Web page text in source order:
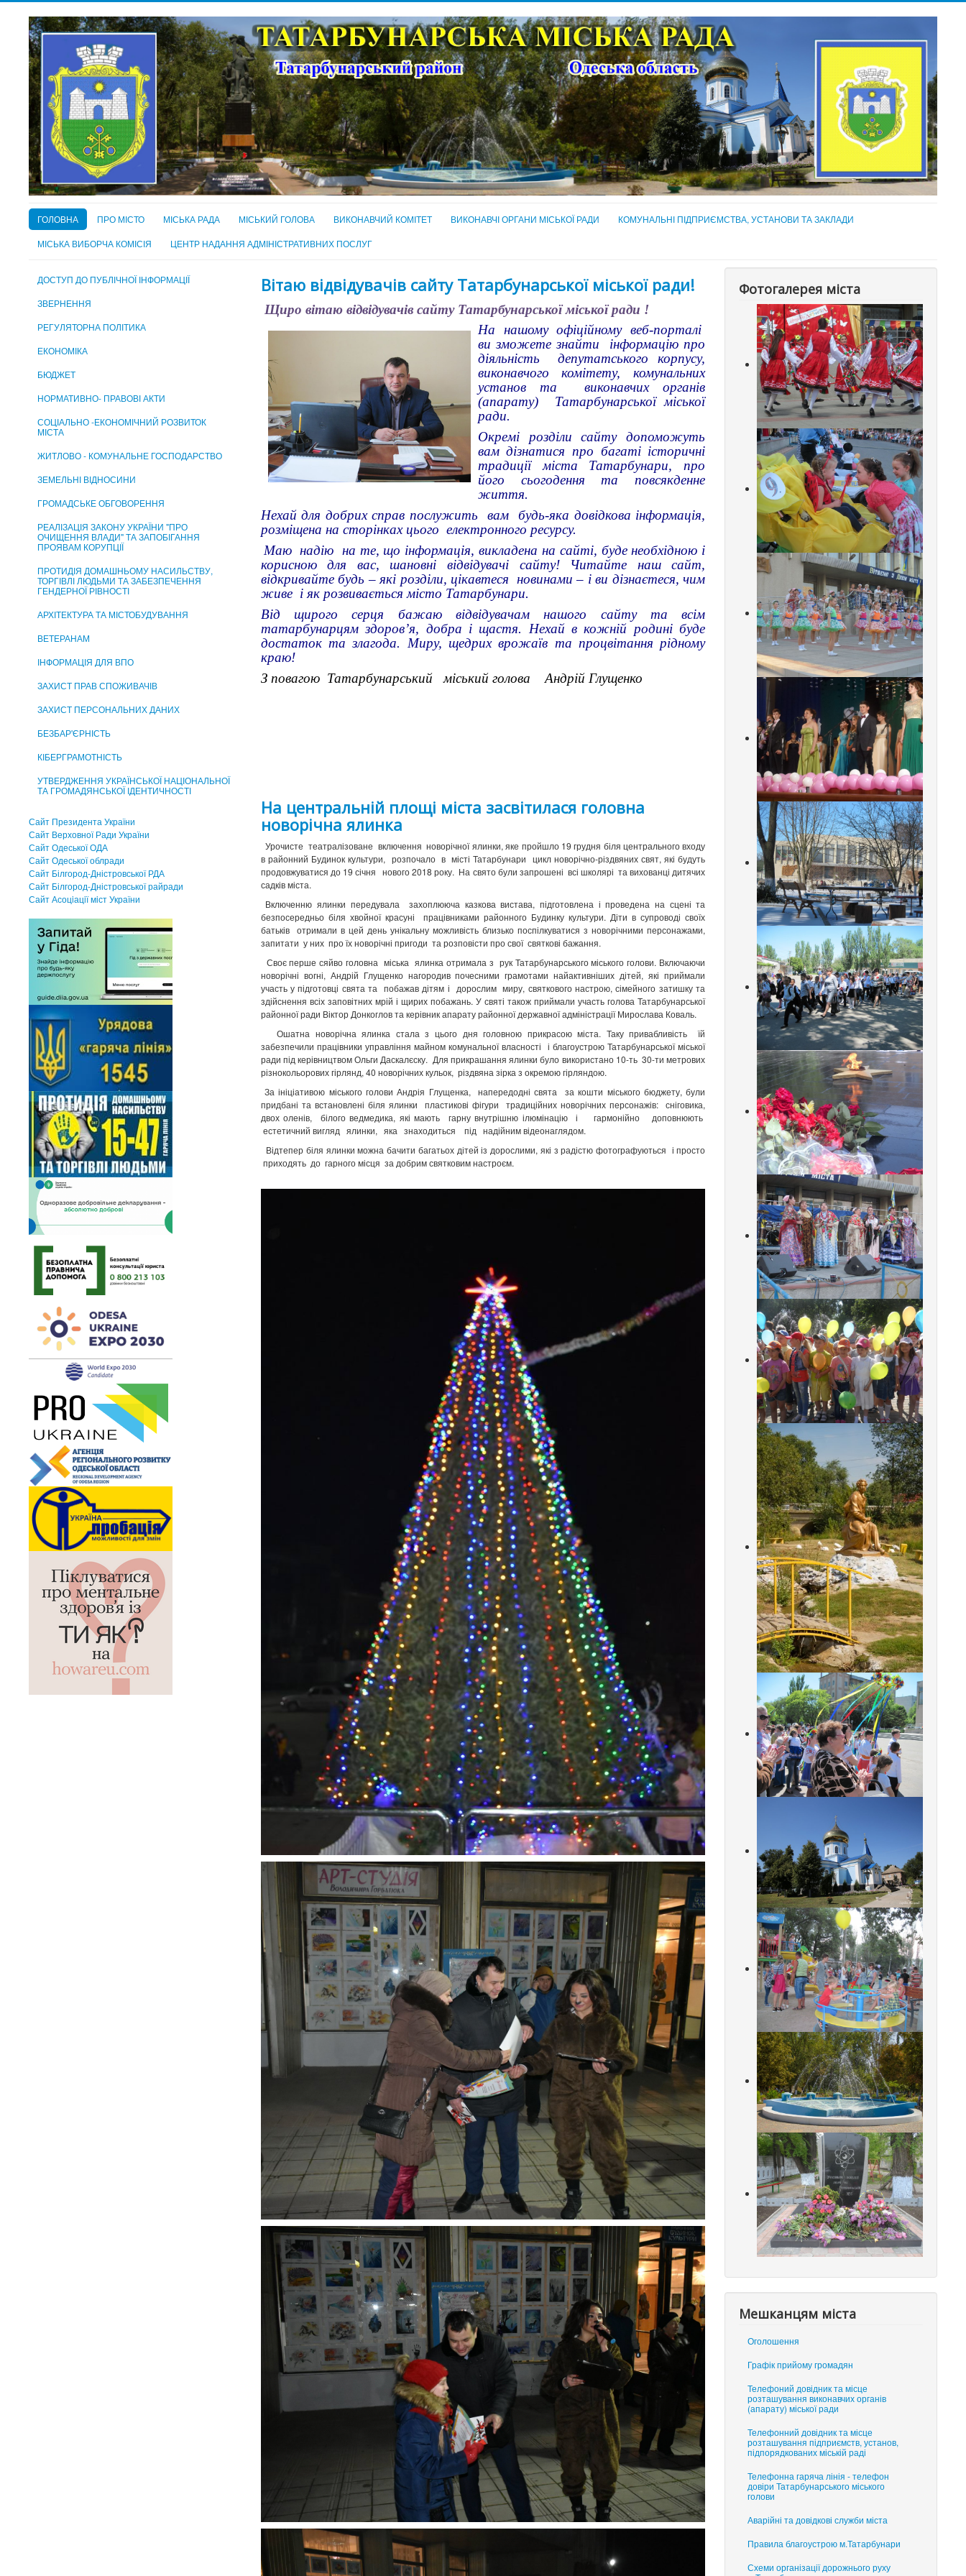
ГОЛОВНА ПРО МІСТО МІСЬКА РАДА МІСЬКИЙ ГОЛОВА ВИКОНАВЧИЙ КОМІТЕТ ВИКОНАВЧІ ОРГАНИ МІСЬКОЇ РАДИ
КОМУНАЛЬНІ ПІДПРИЄМСТВА, УСТАНОВИ ТА ЗАКЛАДИ
МІСЬКА ВИБОРЧА КОМІСІЯ
ЦЕНТР НАДАННЯ АДМІНІСТРАТИВНИХ ПОСЛУГ
ДОСТУП ДО ПУБЛІЧНОЇ ІНФОРМАЦІЇ
ЗВЕРНЕННЯ
РЕГУЛЯТОРНА ПОЛІТИКА
ЕКОНОМІКА
БЮДЖЕТ
НОРМАТИВНО- ПРАВОВІ АКТИ
СОЦІАЛЬНО -ЕКОНОМІЧНИЙ РОЗВИТОК
МІСТА
ЖИТЛОВО - КОМУНАЛЬНЕ ГОСПОДАРСТВО
ЗЕМЕЛЬНІ ВІДНОСИНИ
ГРОМАДСЬКЕ ОБГОВОРЕННЯ
РЕАЛІЗАЦІЯ ЗАКОНУ УКРАЇНИ "ПРО
ОЧИЩЕННЯ ВЛАДИ" ТА ЗАПОБІГАННЯ
ПРОЯВАМ КОРУПЦІЇ
ПРОТИДІЯ ДОМАШНЬОМУ НАСИЛЬСТВУ,
ТОРГІВЛІ ЛЮДЬМИ ТА ЗАБЕЗПЕЧЕННЯ
ГЕНДЕРНОЇ РІВНОСТІ
АРХІТЕКТУРА ТА МІСТОБУДУВАННЯ
ВЕТЕРАНАМ
ІНФОРМАЦІЯ ДЛЯ ВПО
ЗАХИСТ ПРАВ СПОЖИВАЧІВ
ЗАХИСТ ПЕРСОНАЛЬНИХ ДАНИХ
БЕЗБАР'ЄРНІСТЬ
КІБЕРГРАМОТНІСТЬ
УТВЕРДЖЕННЯ УКРАЇНСЬКОЇ НАЦІОНАЛЬНОЇ
ТА ГРОМАДЯНСЬКОЇ ІДЕНТИЧНОСТІ
Сайт Президента України
Сайт Верховної Ради України
Сайт Одеської ОДА
Сайт Одеської облради
Сайт Білгород-Дністровської РДА
Сайт Білгород-Дністровської райради
Сайт Асоцiацiї мiст України
Вітаю відвідувачів сайту Татарбунарської міської ради!
Щиро вітаю відвідувачів сайту Татарбунарської міської ради !
На нашому офіційному веб-порталі
ви зможете знайти інформацію про
діяльність депутатського корпусу,
виконавчого комітету, комунальних
установ та виконавчих органів
(апарату) Татарбунарської міської
ради.
Окремі розділи сайту допоможуть
вам дізнатися про багаті історичні
традиції міста Татарбунари, про
його сьогодення та повсякденне
життя.
Нехай для добрих справ послужить вам будь-яка довідкова інформація,
розміщена на сторінках цього електронного ресурсу.
Маю надію на те, що інформація, викладена на сайті, буде необхідною і
корисною для вас, шановні відвідувачі сайту! Читайте наш сайт,
відкривайте будь – які розділи, цікавтеся новинами – і ви дізнаєтеся, чим
живе і як розвивається місто Татарбунари.
Від щирого серця бажаю відвідувачам нашого сайту та всім
татарбунарцям здоров’я, добра і щастя. Нехай в кожній родині буде
достаток та злагода. Миру, щедрих врожаїв та процвітання рідному
краю!
З повагою Татарбунарський міський голова Андрій Глущенко
На центральній площі міста засвітилася головна
новорічна ялинка
Урочистетеатралізоване включення новорічної ялинки, яке пройшло 19 грудня біля центрального входу
в районний Будинок культури, розпочало в місті Татарбунари цикл новорічно-різдвяних свят, які будуть
продовжуватися до 19 січня нового 2018 року. На свято були запрошені всі школярі та вихованці дитячих
садків міста.
Включенню ялинки передувала захоплююча казкова вистава, підготовлена і проведена на сцені та
безпосередньо біля хвойної красуні працівниками районного Будинку культури. Діти в супроводі своїх
батьків отримали в цей день унікальну можливість близько поспілкуватися з новорічними персонажами,
запитати у них про їх новорічні пригоди та розповісти про свої святкові бажання.
Своє перше сяйво головна міська ялинка отримала з рук Татарбунарського міського голови. Включаючи
новорічні вогні, Андрій Глущенко нагородив почесними грамотами найактивніших дітей, які приймали
участь у підготовці свята та побажав дітям і дорослим миру, святкового настрою, сімейного затишку та
здійснення всіх заповітних мрій і щирих побажань. У святі також приймали участь голова Татарбунарської
районної ради Віктор Донкоглов та керівник апарату районної державної адміністрації Мирослава Коваль.
Ошатна новорічна ялинка стала з цього дня головною прикрасою міста. Таку привабливість їй
забезпечили працівники управління майном комунальної власності і благоустрою Татарбунарської міської
ради під керівництвом Ольги Даскалєску. Для прикрашання ялинки було використано 10-ть 30-ти метрових
різнокольорових гірлянд, 40 новорічних кульок, різдвяна зірка з окремою гірляндою.
За ініціативою міського голови Андрія Глущенка, напередодні свята за кошти міського бюджету, були
придбані та встановлені біля ялинки пластикові фігури традиційних новорічних персонажів: сніговика,
двох оленів, білого ведмедика, які мають гарну внутрішню ілюмінацію і гармонійно доповнюють
естетичний вигляд ялинки, яка знаходиться під надійнимвідеонаглядом.
Відтепер біля ялинки можна бачити багатьох дітей із дорослими, які з радістю фотографуються і просто
приходять до гарного місця за добрим святковим настроєм.
Фотогалерея міста
Мешканцям міста
Оголошення
Графік прийому громадян
Телефоний довідник та місце
розташування виконавчих органів
(апарату) міської ради
Телефонний довідник та місце
розташування підприємств, установ,
підпорядкованих міській раді
Телефонна гаряча лінія - телефон
довіри Татарбунарського міського
голови
Аварійні та довідкові служби міста
Правила благоустрою м.Татарбунари
Схеми організації дорожнього руху